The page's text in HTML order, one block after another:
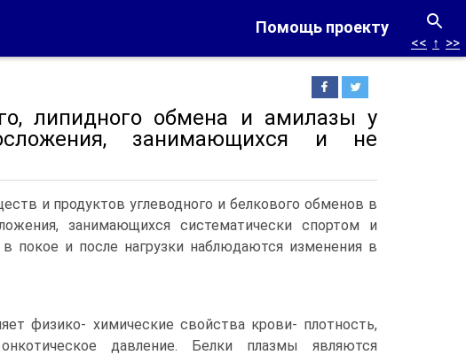
Помощь проекту
<< ↑ >>
липидного об­мена и амилазы у
занимающихся и не
и продуктов углеводного и белкового обменов в
занимающихся систематически спортом и
и после нагрузки наблюдаются изменения в
физико- химические свойства крови- плотность,
давление. Белки плазмы являются